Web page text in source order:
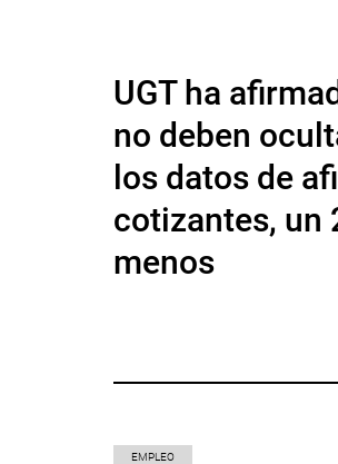
UGT ha
no deben
los datos de
cotizantes, un
menos
EMPLEO